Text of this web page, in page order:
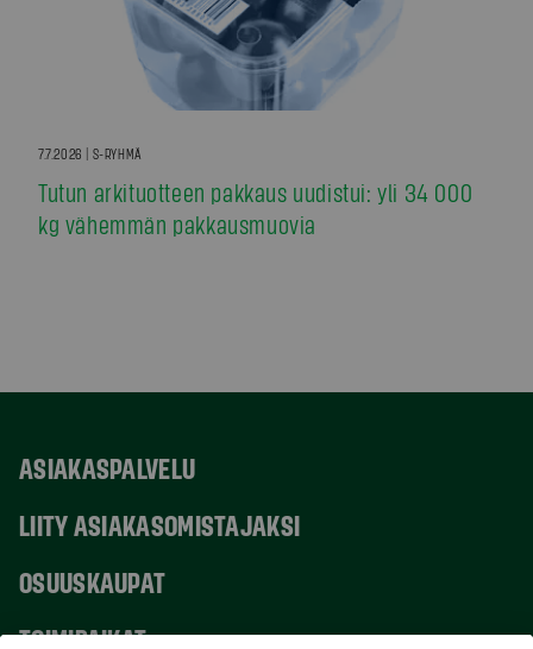
7.7.2026 | S-RYHMÄ
Tutun arkituotteen pakkaus uudistui: yli 34 000
kg vähemmän pakkausmuovia
ASIAKASPALVELU
LIITY ASIAKASOMISTAJAKSI
OSUUSKAUPAT
TOIMIPAIKAT